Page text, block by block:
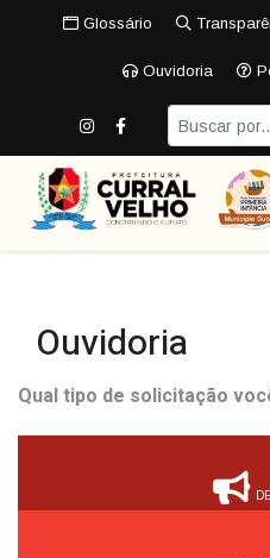
Glossário
Ouvidoria
Ouvidoria
Qual tipo de solicitação